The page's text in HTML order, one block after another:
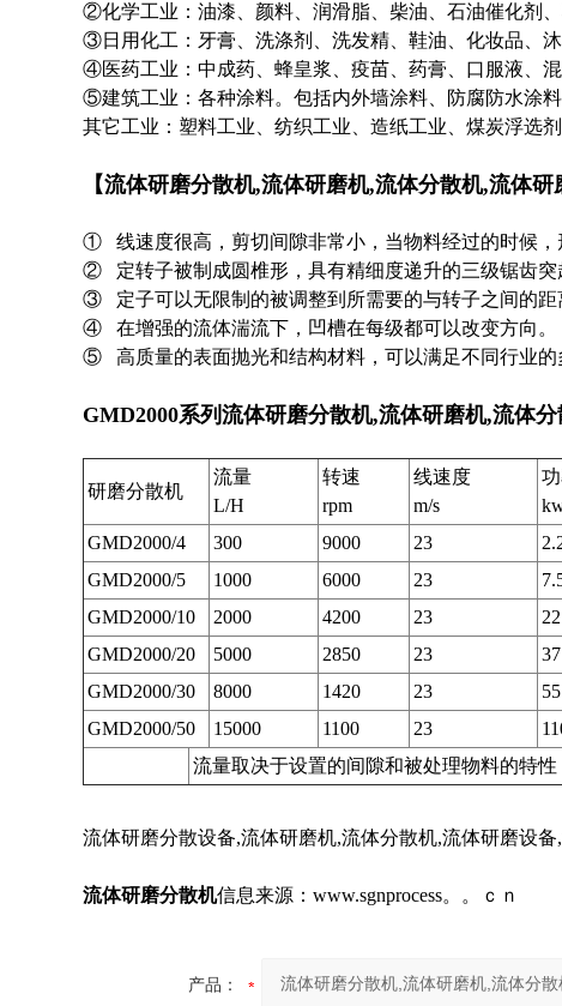
②化学工业：油漆、颜料、润滑脂、柴油、石油催化剂、
③日用化工：牙膏、洗涤剂、洗发精、鞋油、化妆品、沐
④医药工业：中成药、蜂皇浆、疫苗、药膏、口服液、混
⑤建筑工业：各种涂料。包括内外墙涂料、防腐防水涂料
其它工业：塑料工业、纺织工业、造纸工业、煤炭浮选
【流体研磨分散机,流体研磨机,流体分散机,流体研
① 线速度很高，剪切间隙非常小，当物料经过的时候
② 定转子被制成圆椎形，具有精细度递升的三级锯齿突
③ 定子可以无限制的被调整到所需要的与转子之间的距
④ 在增强的流体湍流下，凹槽在每级都可以改变方向。
⑤ 高质量的表面抛光和结构材料，可以满足不同行业的
GMD2000系列流体研磨分散机,流体研磨机,流体
研磨分散机
流量
L/H
转速
rpm
线速度
m/s
GMD2000/4
300 9000 23
GMD2000/5
1000 6000 23
GMD2000/10
2000 4200 23 22
GMD2000/20
5000 2850 23 37
GMD2000/30
8000 1420 23 55
GMD2000/50
15000 1100 23
流量取决于设置的间隙和被处理物料的特
流体研磨分散设备,流体研磨机,流体分散机,流体研磨设
流体研磨分散机信息来源：www.sgnprocess。。ｃｎ
产品：